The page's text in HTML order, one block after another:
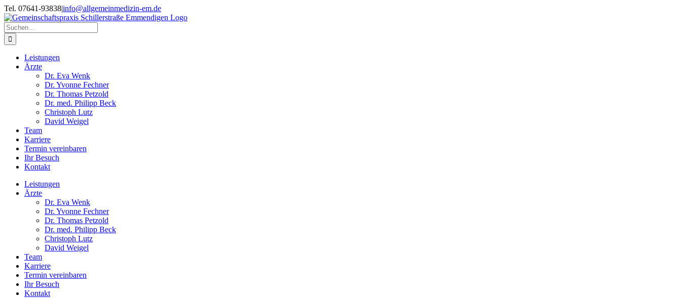
Zum
Inhalt
springen
Tel. 07641-93838|info@allgemeinmedizin-em.de
Suche
nach:
Leistungen
Ärzte
Dr. Eva Wenk
Dr. Yvonne Fechner
Dr. Thomas Petzold
Dr. med. Philipp Beck
Christoph Lutz
David Weigel
Team
Karriere
Termin vereinbaren
Ihr Besuch
Kontakt
Leistungen
Ärzte
Dr. Eva Wenk
Dr. Yvonne Fechner
Dr. Thomas Petzold
Dr. med. Philipp Beck
Christoph Lutz
David Weigel
Team
Karriere
Termin vereinbaren
Ihr Besuch
Kontakt